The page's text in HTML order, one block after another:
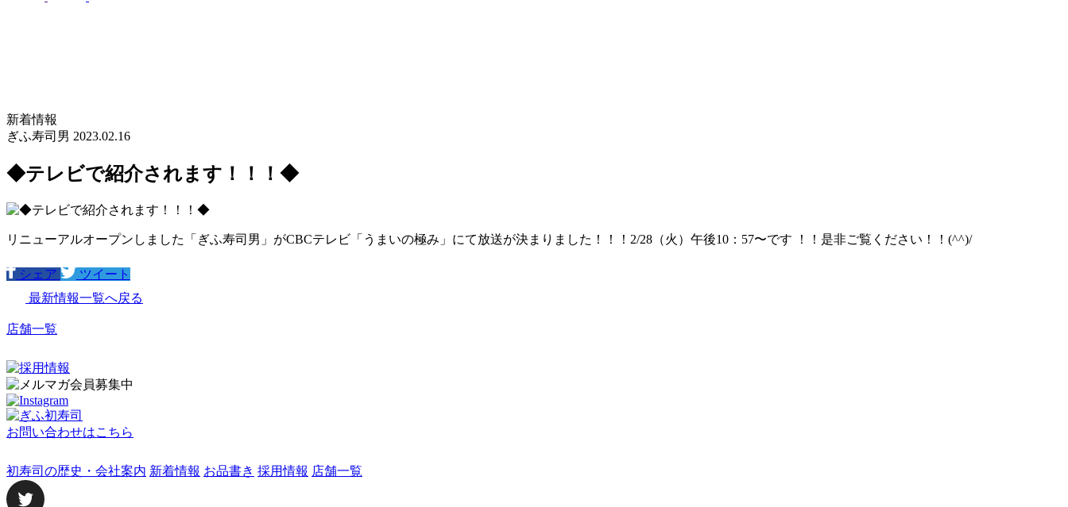
新着情報
ぎふ寿司男 2023.02.16
◆テレビで紹介されます！！！◆
リニューアルオープンしました「ぎふ寿司男」がCBCテレビ「うまいの極み」にて放送が決まりました！！！2/28（火）午後10：57〜です ！！是非ご覧ください！！(^^)/
シェア
ツイート
最新情報一覧へ戻る
店舗一覧
お問い合わせはこちら
初寿司の歴史・会社案内 新着情報 お品書き 採用情報 店舗一覧